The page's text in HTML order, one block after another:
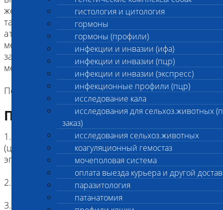
гистология и цитология
гормоны
гормоны (профили)
инфекции и инвазии (ифа)
инфекции и инвазии (пцр)
инфекции и инвазии (экспресс)
инфекционные профили (пцр)
исследование кала
исследования для сельхоз.животных
заказ)
исследования сельхоз.животных
коагуляционный гемостаз
мочеполовая система
оплата выезда курьера и другой
паразитология
патанатомия
желудочковая и/или наджелудочковая
тахикардия и эпизодическая
атриовентрикулярная блокада в возрасте 7-12
месяцев. Наибольший риск проявления
заболевания приходится на возраст от 6 до 30
месяцев, после чего он значительно снижается.
Породы: родезийский риджбек
Подготовка к исследованию
1. Кровь (2 мл) в пробирке с антикоагулянтом.
(цитрат натрия, К3ЭДТА, К2ЭДТА) , буккальный
эпителий
2. Копия родословной
3. Наличие клейма или чипа